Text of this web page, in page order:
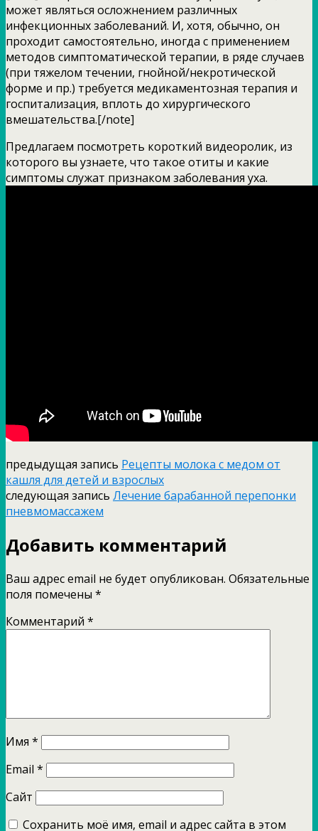
может являться осложнением различных
инфекционных заболеваний. И, хотя, обычно, он
проходит самостоятельно, иногда с применением
методов симптоматической терапии, в ряде случаев
(при тяжелом течении, гнойной/некротической
форме и пр.) требуется медикаментозная терапия и
госпитализация, вплоть до хирургического
вмешательства.[/note]
Предлагаем посмотреть короткий видеоролик, из
которого вы узнаете, что такое отиты и какие
симптомы служат признаком заболевания уха.
предыдущая запись Рецепты молока с медом от
кашля для детей и взрослых
следующая запись Лечение барабанной перепонки
пневмомассажем
Добавить комментарий
Ваш адрес email не будет опубликован. Обязательные
поля помечены *
Комментарий *
Имя *
Email *
Сайт
Сохранить моё имя, email и адрес сайта в этом